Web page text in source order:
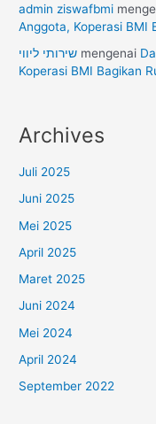
admin ziswafbmi
Anggota, Koperasi BMI
שירותי ליווי mengenai
Koperasi BMI Bagikan
Archives
Juli 2025
Juni 2025
Mei 2025
April 2025
Maret 2025
Juni 2024
Mei 2024
April 2024
September 2022